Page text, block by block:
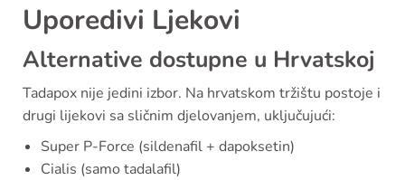
Uporedivi Ljekovi
Alternative dostupne u Hrvatskoj
Tadapox nije jedini izbor. Na hrvatskom tržištu postoje i
drugi lijekovi sa sličnim djelovanjem, uključujući:
Super P-Force (sildenafil + dapoksetin)
Cialis (samo tadalafil)